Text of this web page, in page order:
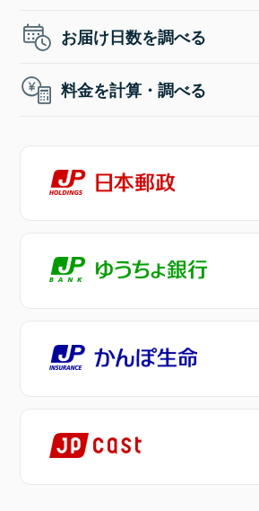
お届け日数を調べる
料金を計算・調べる